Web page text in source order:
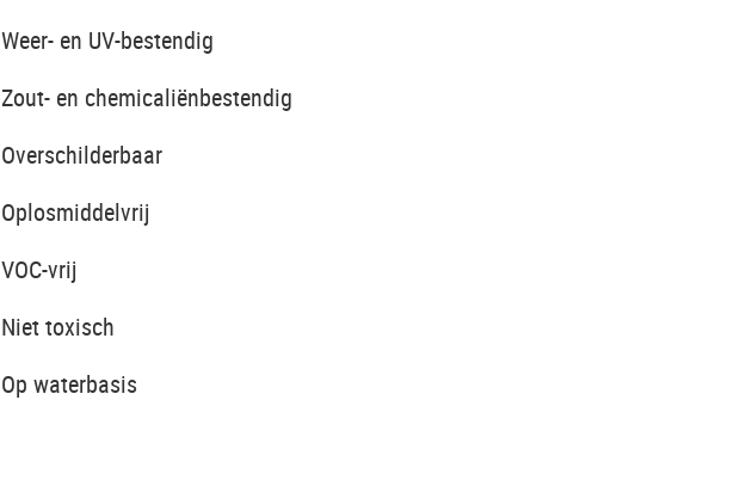
Weer- en UV-bestendig
Zout- en chemicaliënbestendig
Overschilderbaar
Oplosmiddelvrij
VOC-vrij
Niet toxisch
Op waterbasis